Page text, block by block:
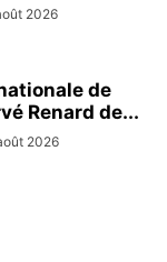
2026
de
Renard de...
2026